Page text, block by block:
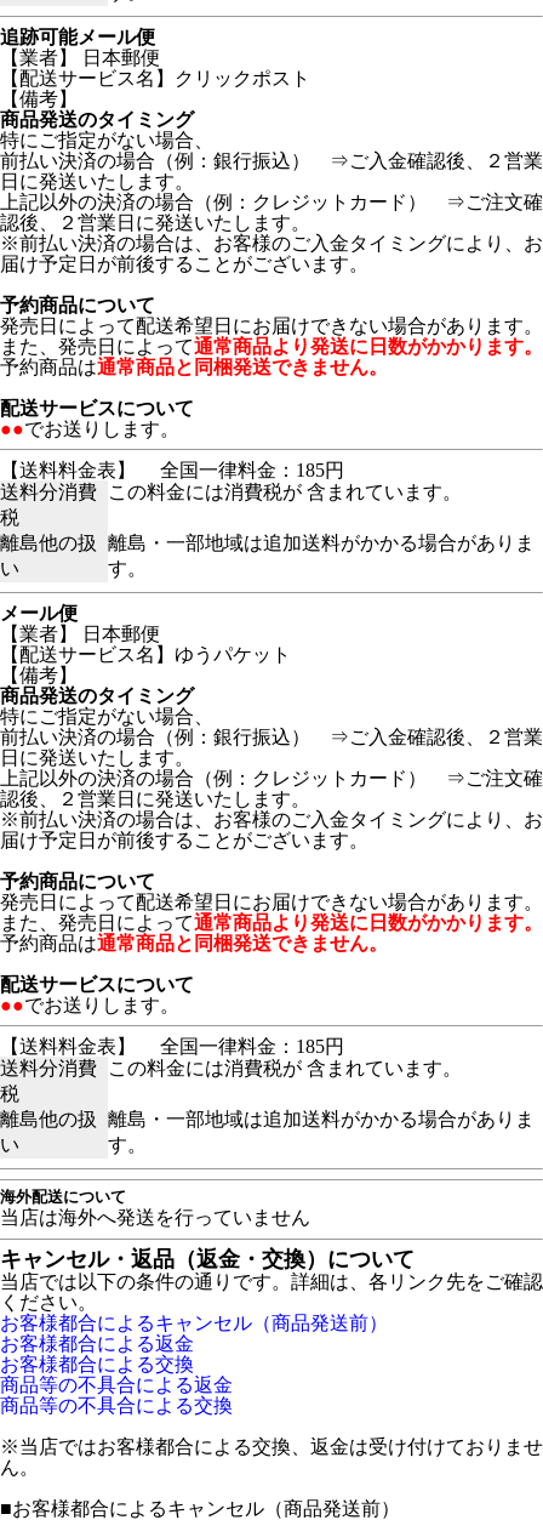
追跡可能メール便
【業者】 日本郵便
【配送サービス名】クリックポスト
【備考】
商品発送のタイミング
特にご指定がない場合、
前払い決済の場合（例：銀行振込） ⇒ご入金確認後、２営業
日に発送いたします。
上記以外の決済の場合（例：クレジットカード） ⇒ご注文確
認後、２営業日に発送いたします。
※前払い決済の場合は、お客様のご入金タイミングにより、お
届け予定日が前後することがございます。
予約商品について
発売日によって配送希望日にお届けできない場合があります。
また、発売日によって通常商品より発送に日数がかかります。
予約商品は通常商品と同梱発送できません。
配送サービスについて
●●でお送りします。
【送料料金表】
全国一律料金：185円
送料分消費
税
この料金には消費税が 含まれています。
離島他の扱
い
離島・一部地域は追加送料がかかる場合がありま
す。
メール便
【業者】 日本郵便
【配送サービス名】ゆうパケット
【備考】
商品発送のタイミング
特にご指定がない場合、
前払い決済の場合（例：銀行振込） ⇒ご入金確認後、２営業
日に発送いたします。
上記以外の決済の場合（例：クレジットカード） ⇒ご注文確
認後、２営業日に発送いたします。
※前払い決済の場合は、お客様のご入金タイミングにより、お
届け予定日が前後することがございます。
予約商品について
発売日によって配送希望日にお届けできない場合があります。
また、発売日によって通常商品より発送に日数がかかります。
予約商品は通常商品と同梱発送できません。
配送サービスについて
●●でお送りします。
【送料料金表】
全国一律料金：185円
送料分消費
税
この料金には消費税が 含まれています。
離島他の扱
い
離島・一部地域は追加送料がかかる場合がありま
す。
海外配送について
当店は海外へ発送を行っていません
キャンセル・返品（返金・交換）について
当店では以下の条件の通りです。詳細は、各リンク先をご確認
ください。
お客様都合によるキャンセル（商品発送前）
お客様都合による返金
お客様都合による交換
商品等の不具合による返金
商品等の不具合による交換
※当店ではお客様都合による交換、返金は受け付けておりませ
ん。
■お客様都合によるキャンセル（商品発送前）